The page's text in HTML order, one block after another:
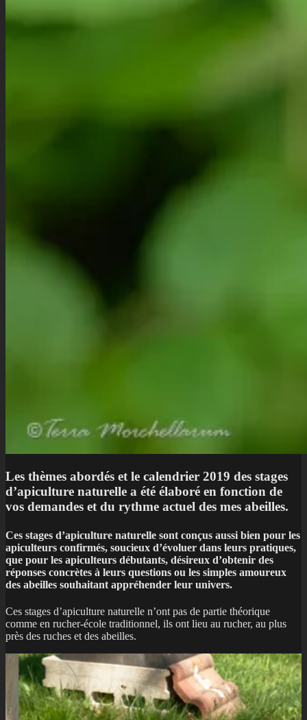
Les thèmes abordés et le calendrier 2019 des stages
d’apiculture naturelle a été élaboré en fonction de
vos demandes et du rythme actuel des mes abeilles.
Ces stages d’apiculture naturelle sont conçus aussi bien pour les
apiculteurs confirmés, soucieux d’évoluer dans leurs pratiques,
que pour les apiculteurs débutants, désireux d’obtenir des
réponses concrètes à leurs questions ou les simples amoureux
des abeilles souhaitant appréhender leur univers.
Ces stages d’apiculture naturelle n’ont pas de partie théorique
comme en rucher-école traditionnel, ils ont lieu au rucher, au plus
près des ruches et des abeilles.